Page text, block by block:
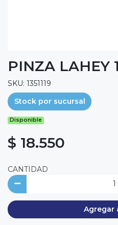
PINZA LAHEY
SKU: 1351119
Stock por sucursal
Disponible
$ 18.550
CANTIDAD
Agregar